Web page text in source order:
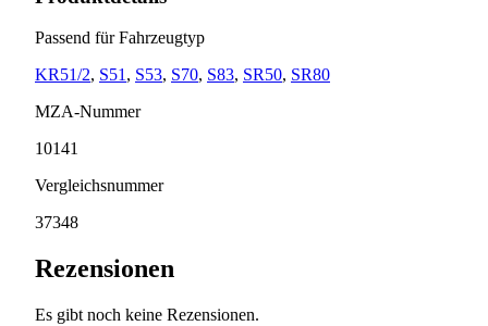
Passend für Fahrzeugtyp
KR51/2, S51 , S53, S70, S83, SR50, SR80
MZA-Nummer
10141
Vergleichsnummer
37348
Rezensionen
Es gibt noch keine Rezensionen.